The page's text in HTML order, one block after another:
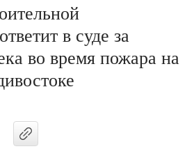
в суде за
во время пожара на